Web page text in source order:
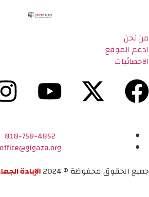
من نحن
ادعم الموقع
الاحصائيات
818-758-4852
office@gigaza.org
جميع الحقوق محفوظة © 2024
الإبادة